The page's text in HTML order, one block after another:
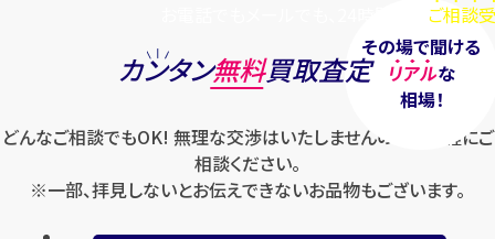
ご相談
その場で聞ける
リアルな
相場！
カンタン無料買取査定
どんなご相談でもOK! 無理な交渉はいたしませんのでお気軽にご
相談ください。
※一部、拝見しないとお伝えできないお品物もございます。